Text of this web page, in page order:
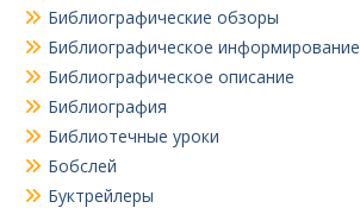
Библиографические обзоры
Библиографическое информирование
Библиографическое описание
Библиография
Библиотечные уроки
Бобслей
Буктрейлеры